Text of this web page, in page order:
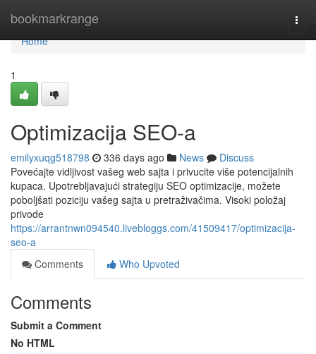
bookmarkrange
Home
Home
1
Optimizacija SEO-a
emilyxuqg518798 336 days ago News
Discuss
Povećajte vidljivost vašeg web sajta i privucite više potencijalnih
kupaca. Upotrebljavajući strategiju SEO optimizacije, možete
poboljšati poziciju vašeg sajta u pretraživačima. Visoki položaj
privode
https://arrantnwn094540.livebloggs.com/41509417/optimizacija-
seo-a
Comments
Who Upvoted
Comments
Submit a Comment
No HTML